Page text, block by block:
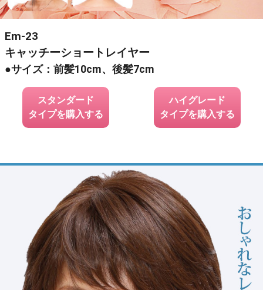
Em-23
キャッチーショートレイヤー
●サイズ：前髪10cm、後髪7cm
スタンダード
タイプを購入する
ハイグレード
タイプを購入する